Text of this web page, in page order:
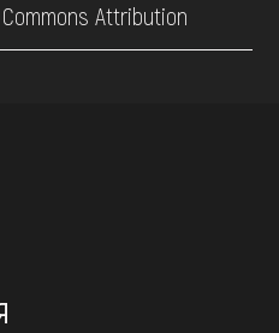
Attribution